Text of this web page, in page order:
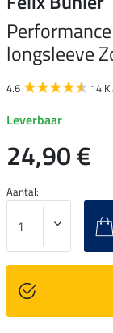
longsleeve
4.6 14
Leverbaar
24,90 €
Aantal: